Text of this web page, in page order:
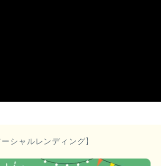
シャルレンディング】